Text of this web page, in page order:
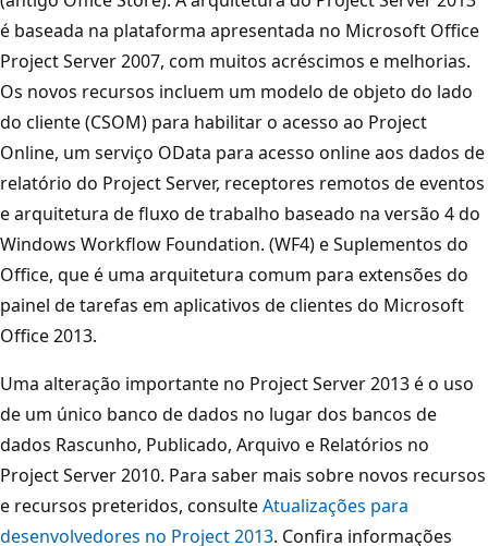
é baseada na plataforma apresentada no Microsoft Office
Project Server 2007, com muitos acréscimos e melhorias.
Os novos recursos incluem um modelo de objeto do lado
do cliente (CSOM) para habilitar o acesso ao Project
Online, um serviço OData para acesso online aos dados de
relatório do Project Server, receptores remotos de eventos
e arquitetura de fluxo de trabalho baseado na versão 4 do
Windows Workflow Foundation. (WF4) e Suplementos do
Office, que é uma arquitetura comum para extensões do
painel de tarefas em aplicativos de clientes do Microsoft
Office 2013.
Uma alteração importante no Project Server 2013 é o uso
de um único banco de dados no lugar dos bancos de
dados Rascunho, Publicado, Arquivo e Relatórios no
Project Server 2010. Para saber mais sobre novos recursos
e recursos preteridos, consulteAtualizações para
desenvolvedores no Project 2013. Confira informações